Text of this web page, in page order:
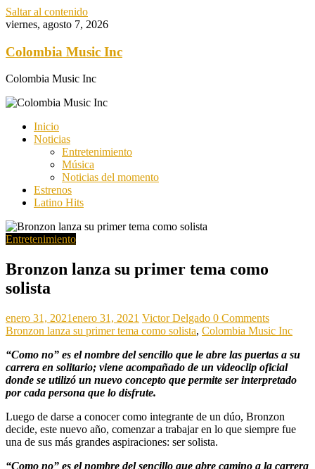
Saltar al contenido
viernes, agosto 7, 2026
Colombia Music Inc
Colombia Music Inc
Inicio
Noticias
Entretenimiento
Música
Noticias del momento
Estrenos
Latino Hits
Entretenimiento
Bronzon lanza su primer tema como
solista
enero 31, 2021enero 31, 2021 Victor Delgado 0 Comments
Bronzon lanza su primer tema como solista, Colombia Music Inc
“Como no” es el nombre del sencillo que le abre las puertas a su
carrera en solitario; viene acompañado de un videoclip oficial
donde se utilizó un nuevo concepto que permite ser interpretado
por cada persona que lo disfrute.
Luego de darse a conocer como integrante de un dúo, Bronzon
decide, este nuevo año, comenzar a trabajar en lo que siempre fue
una de sus más grandes aspiraciones: ser solista.
“Como no” es el nombre del sencillo que abre camino a la carrera